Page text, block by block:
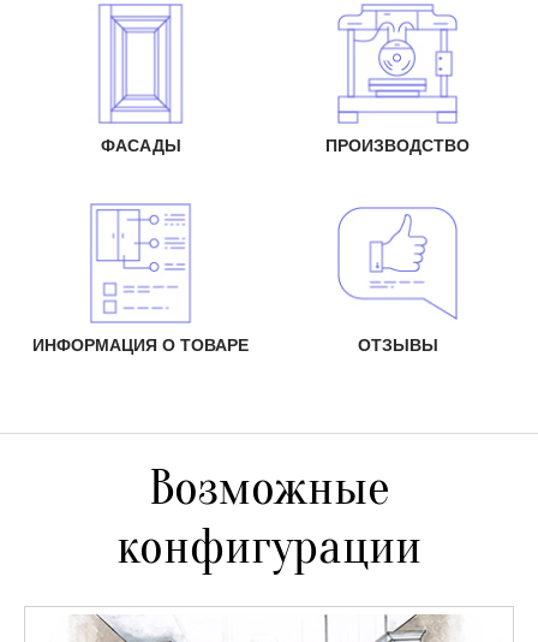
ФАСАДЫ ПРОИЗВОДСТВО
ИНФОРМАЦИЯ О ТОВАРЕ ОТЗЫВЫ
Возможные
конфигурации